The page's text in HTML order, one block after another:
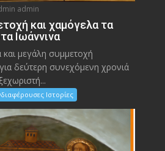
admin
και χαμόγελα τα
Ιωάννινα
και μεγάλη συμμετοχή
δεύτερη συνεχόμενη χρονιά
Ιστορίες